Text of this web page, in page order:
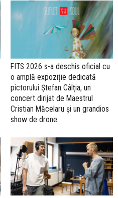
FITS 2026 s-a deschis oficial cu
o amplă expoziție dedicată
pictorului Ștefan Câlția, un
concert dirijat de Maestrul
Cristian Măcelaru şi un grandios
show de drone